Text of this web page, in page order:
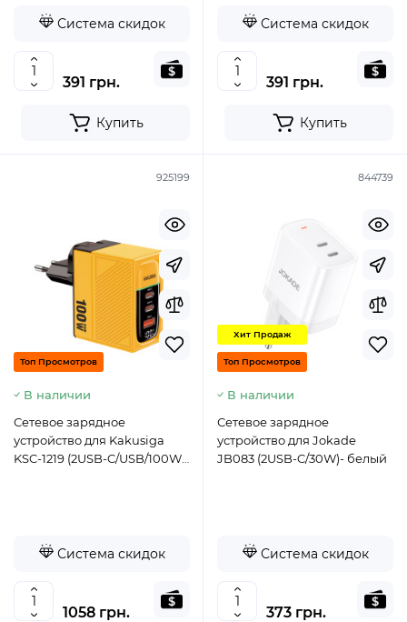
Система скидок
391 грн.
Купить
Система скидок
391 грн.
Купить
925199
Топ Просмотров
В наличии
Сетевое зарядное
устройство для Kakusiga
KSC-1219 (2USB-C/USB/100W)-
Система скидок
1058 грн.
844739
Хит Продаж
Топ Просмотров
В наличии
Сетевое зарядное
устройство для Jokade
JB083 (2USB-C/30W)- белый
Система скидок
373 грн.